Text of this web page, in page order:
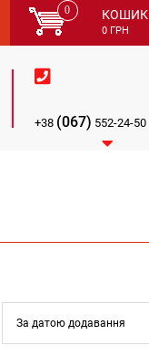
0 КОШИК
0 ГРН

+38 (067) 552-24-50

За датою додавання